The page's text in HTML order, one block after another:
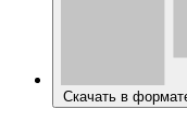
Скачать в